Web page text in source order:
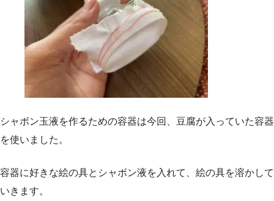
シャボン玉液を作るための容器は今回、豆腐が入っていた容器
を使いました。
容器に好きな絵の具とシャボン液を入れて、絵の具を溶かして
いきます。